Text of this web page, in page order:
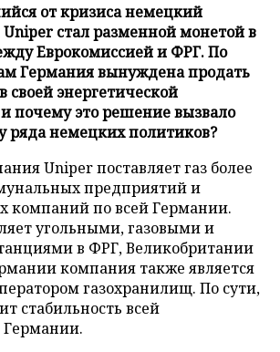
от кризиса немецкий
стал разменной монетой в
Еврокомиссией и ФРГ. По
Германия вынуждена продать
своей энергетической
и почему это решение вызвало
ряда немецких политиков?
Uniper поставляет газ более
предприятий и
по всей Германии.
угольными, газовыми и
в ФРГ, Великобритании
компания также является
газохранилищ. По сути,
стабильность всей
Германии.